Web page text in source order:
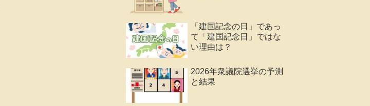
「建国記念の日」であっ
て「建国記念日」ではな
い理由は？
2026年衆議院選挙の予測
と結果